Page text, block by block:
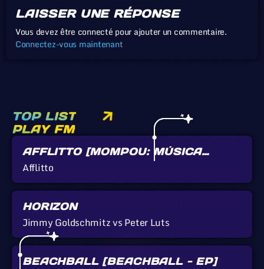
LAISSER UNE RÉPONSE
Vous devez être connecté pour ajouter un commentaire.
Connectez-vous maintenant
TOP LIST
PLAY FM
AFFLITTO [MOMPOU: MÚSICA
CALLADA]
Afflitto
HORIZON
Jimmy Goldschmitz vs Peter Luts
BEACHBALL [BEACHBALL - EP]